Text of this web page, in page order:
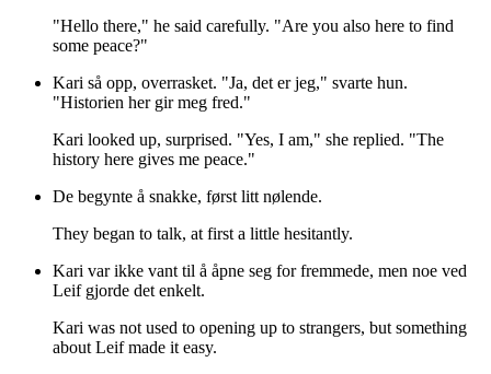
"Hello there," he said carefully. "Are you also here to find
some peace?"
Kari så opp, overrasket. "Ja, det er jeg," svarte hun.
"Historien her gir meg fred."
Kari looked up, surprised. "Yes, I am," she replied. "The
history here gives me peace."
De begynte å snakke, først litt nølende.
They began to talk, at first a little hesitantly.
Kari var ikke vant til å åpne seg for fremmede, men noe ved
Leif gjorde det enkelt.
Kari was not used to opening up to strangers, but something
about Leif made it easy.